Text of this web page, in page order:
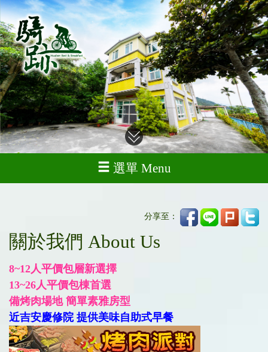
選單 Menu
分享至：
關於我們 About Us
8~12人平價包層新選擇
13~26人平價包棟首選
備烤肉場地 簡單素雅房型
近吉安慶修院 提供美味自助式早餐